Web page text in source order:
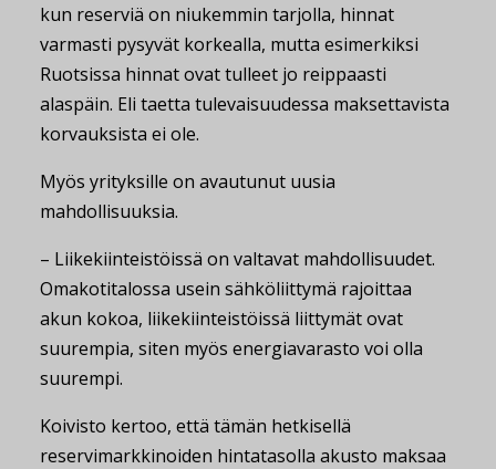
kun reserviä on niukemmin tarjolla, hinnat
varmasti pysyvät korkealla, mutta esimerkiksi
Ruotsissa hinnat ovat tulleet jo reippaasti
alaspäin. Eli taetta tulevaisuudessa maksettavista
korvauksista ei ole.
Myös yrityksille on avautunut uusia
mahdollisuuksia.
– Liikekiinteistöissä on valtavat mahdollisuudet.
Omakotitalossa usein sähköliittymä rajoittaa
akun kokoa, liikekiinteistöissä liittymät ovat
suurempia, siten myös energiavarasto voi olla
suurempi.
Koivisto kertoo, että tämän hetkisellä
reservimarkkinoiden hintatasolla akusto maksaa